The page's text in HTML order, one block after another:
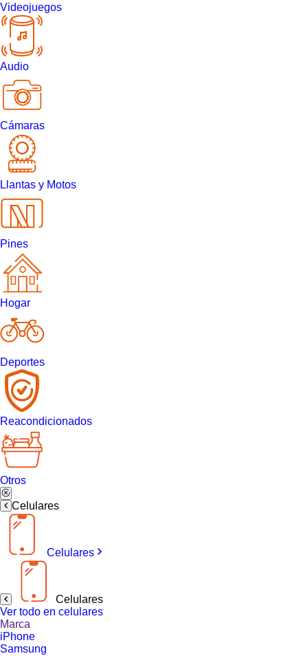
Videojuegos
Audio
Cámaras
Llantas y Motos
Pines
Hogar
Deportes
Reacondicionados
Otros
Celulares
Celulares
Celulares
Ver todo en celulares
Marca
iPhone
Samsung